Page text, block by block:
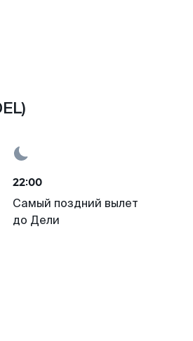
22:00
Самый поздний вылет
до Дели